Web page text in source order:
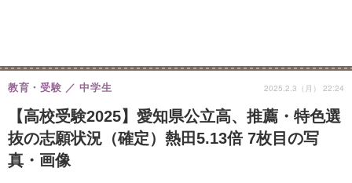
【高校受験2025】愛知県公立高、推薦・特色選
抜の志願状況（確定）熱田5.13倍 7枚目の写
真・画像
教育・受験 中学生 2025.2.3（月） 22:24